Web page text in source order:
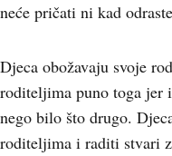
neće pričati ni kad
Djeca obožavaju svoje
roditeljima puno toga jer
nego bilo što drugo.
roditeljima i raditi stvari